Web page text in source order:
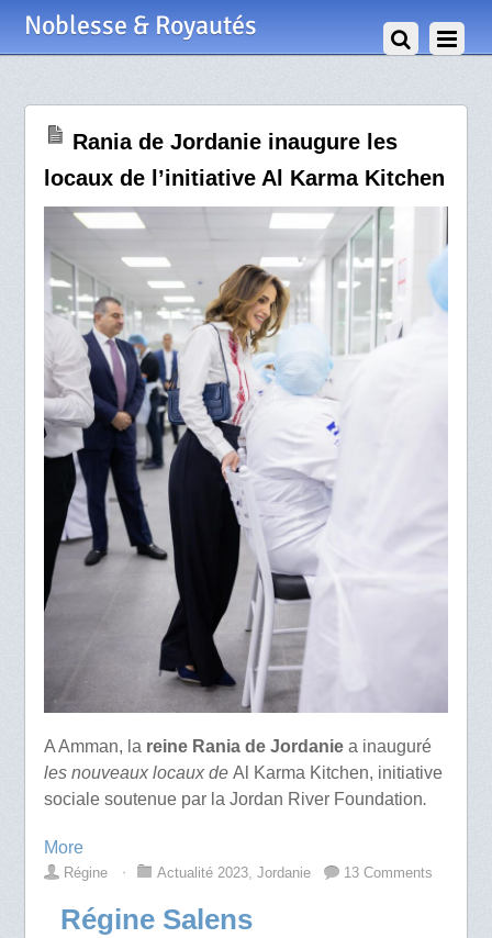
Noblesse & Royautés
Rania de Jordanie inaugure les
locaux de l’initiative Al Karma Kitchen
A Amman, la reine Rania de Jordaniea inauguré
les nouveaux locaux de Al Karma Kitchen, initiative
sociale soutenue par la Jordan River Foundation.
More
Régine ⋅ Actualité 2023, Jordanie 13 Comments
Régine Salens